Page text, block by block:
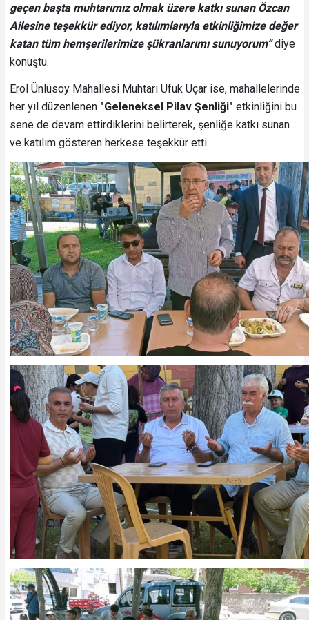
geçen başta muhtarımız olmak üzere katkı sunan Özcan
Ailesine teşekkür ediyor, katılımlarıyla etkinliğimize değer
katan tüm hemşerilerimize şükranlarımı sunuyorum”diye
konuştu.
Erol Ünlüsoy Mahallesi Muhtarı Ufuk Uçar ise, mahallelerinde
her yıl düzenlenen "Geleneksel Pilav Şenliği" etkinliğini bu
sene de devam ettirdiklerini belirterek, şenliğe katkı sunan
ve katılım gösteren herkese teşekkür etti.